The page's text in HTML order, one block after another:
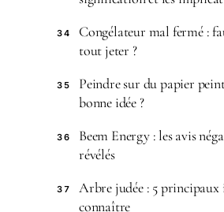
34
Congélateur mal fermé :
tout jeter ?
35
Peindre sur du papier
bonne idée ?
36
Beem Energy : les avis
révélés
37
Arbre judée : 5 principaux
connaître